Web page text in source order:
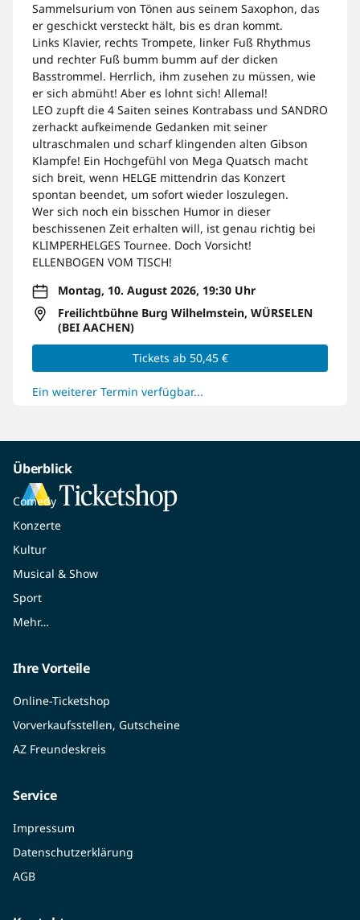
Sammelsurium von Tönen aus seinem Saxophon, das
er geschickt versteckt hält, bis es dran kommt.
Links Klavier, rechts Trompete, linker Fuß Rhythmus
und rechter Fuß bumm bumm auf der dicken
Basstrommel. Herrlich, ihm zusehen zu müssen, wie
er sich abmüht! Aber es lohnt sich! Allemal!
LEO zupft die 4 Saiten seines Kontrabass und SANDRO
zerhackt aufkeimende Gedanken mit seiner
ultraschmalen und scharf klingenden alten Gibson
Klampfe! Ein Hochgefühl von Mega Quatsch macht
sich breit, wenn HELGE mittendrin das Konzert
spontan beendet, um sofort wieder loszulegen.
Wer sich noch ein bisschen Humor in dieser
beschissenen Zeit erhalten will, ist genau richtig bei
KLIMPERHELGES Tournee. Doch Vorsicht!
ELLENBOGEN VOM TISCH!
Montag, 10. August 2026, 19:30 Uhr
Freilichtbühne Burg Wilhelmstein, WÜRSELEN
(BEI AACHEN)
Tickets ab 50,45 €
Ein weiterer Termin verfügbar...
Überblick
Comedy
Konzerte
Kultur
Musical & Show
Sport
Mehr…
Ihre Vorteile
Online-Ticketshop
Vorverkaufsstellen, Gutscheine
AZ Freundeskreis
Service
Impressum
Datenschutzerklärung
AGB